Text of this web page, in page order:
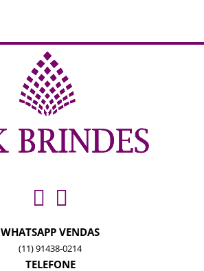
WHATSAPP VENDAS
(11) 91438-0214
TELEFONE